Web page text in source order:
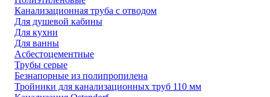
Канализационная труба с отводом
Для душевой кабины
Для кухни
Для ванны
Асбестоцементные
Трубы серые
Безнапорные из полипропилена
Тройники для канализационных труб 110 мм